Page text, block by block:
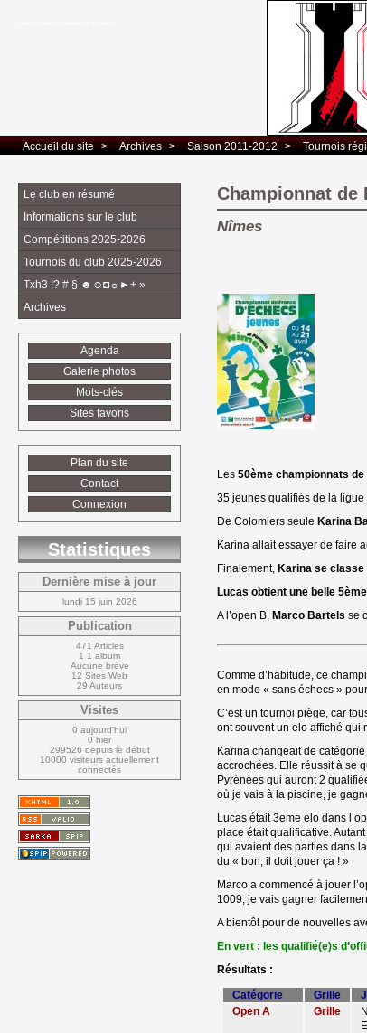
Accueil du site > Archives > Saison 2011-2012 > Tournois
Championnat de
Nîmes
Les 50ème championnats de
35 jeunes qualifiés de la ligue
De Colomiers seule Karina
Karina allait essayer de faire
Finalement, Karina se
Lucas obtient une belle
A l’open B, Marco Bartels se
Comme d’habitude, ce
en mode « sans échecs »
C’est un tournoi piège, car
ont souvent un elo affiché qui
Karina changeait de
accrochées. Elle réussit à se
Pyrénées qui auront 2
où je vais à la piscine, je
Lucas était 3eme elo dans
place était qualificative.
qui avaient des parties dans
du « bon, il doit jouer ça ! »
Marco a commencé à jouer
1009, je vais gagner
A bientôt pour de nouvelles
En vert : les qualifié(e)s
Résultats :
Catégorie
Grille
Open A
Grille
Le club en résumé
Informations sur le club
Compétitions 2025-2026
Tournois du club 2025-2026
Txh3 !? # § ☻☺◘☼►+ »
Archives
Agenda
Galerie photos
Mots-clés
Sites favoris
Plan du site
Contact
Connexion
Statistiques
Dernière mise à jour
lundi 15 juin 2026
Publication
471 Articles
1 1 album
Aucune brève
12 Sites Web
29 Auteurs
Visites
0 aujourd'hui
0 hier
299526 depuis le début
10000 visiteurs actuellement
connectés